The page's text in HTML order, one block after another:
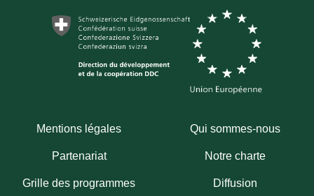
Mentions légales Qui sommes-nous
Partenariat Notre charte
Grille des programmes Diffusion